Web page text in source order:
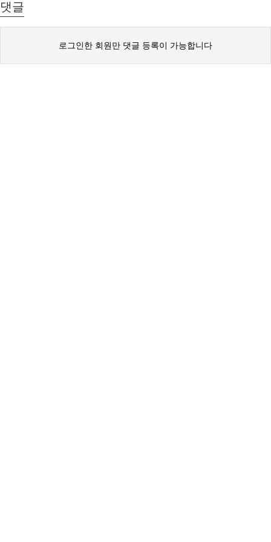
댓글
로그인한 회원만 댓글 등록이 가능합니다